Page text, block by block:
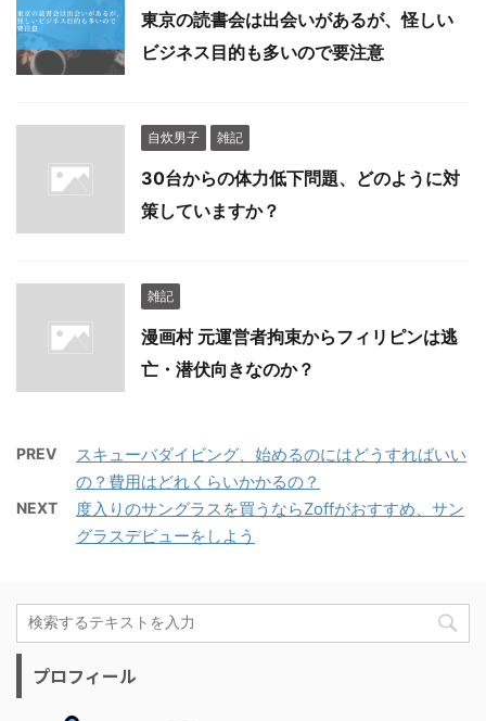
東京の読書会は出会いがあるが、怪しい
ビジネス目的も多いので要注意
自炊男子 雑記
30台からの体力低下問題、どのように対
策していますか？
雑記
漫画村 元運営者拘束からフィリピンは逃
亡・潜伏向きなのか？
PREV
スキューバダイビング、始めるのにはどうすればいい
の？費用はどれくらいかかるの？
NEXT
度入りのサングラスを買うならZoffがおすすめ、サン
グラスデビューをしよう
プロフィール